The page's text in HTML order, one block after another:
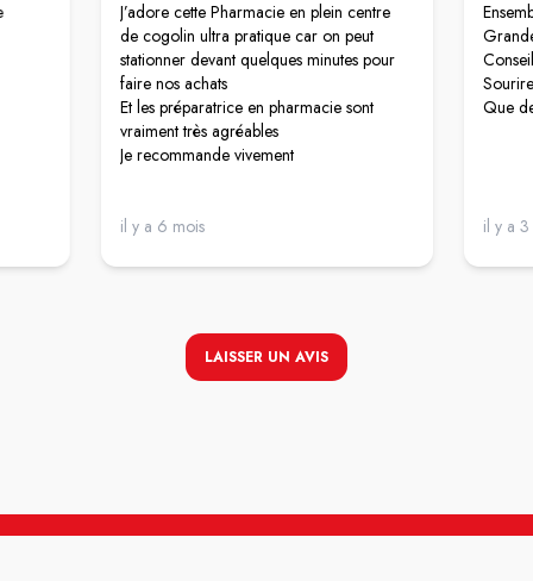
J’adore cette Pharmacie en plein centre
de cogolin ultra pratique car on peut
stationner devant quelques minutes pour
faire nos achats
Et les préparatrice en pharmacie sont
vraiment très agréables
Je recommande vivement
il y a 6 mois
Que
il y a
LAISSER UN AVIS